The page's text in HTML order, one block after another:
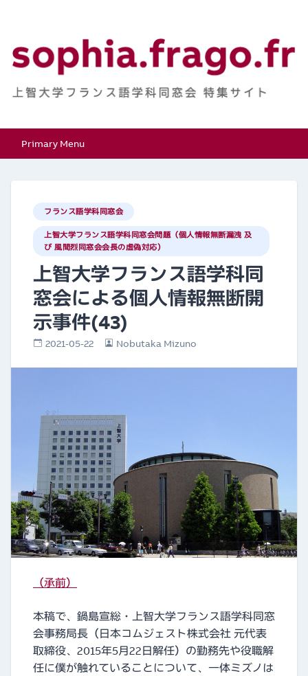
上智大学フランス語学
科同窓会
Primary Menu
フランス語学科同窓会
上智大学フランス語学科同窓会問題（個人情報無断漏洩 及
び 風間烈同窓会会長の虚偽対応）
上智大学フランス語学科同
窓会による個人情報無断開
示事件(43)
2021-05-22 Nobutaka Mizuno
（承前）
本稿で、鍋島宣総・上智大学フランス語学科同窓
会事務局長（日本コムジェスト株式会社 元代表
取締役、2015年5月22日解任）の勤務先や役職解
任に僕が触れていることについて、一体ミズノは